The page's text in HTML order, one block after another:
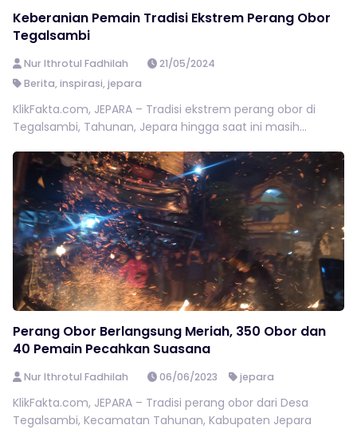
Keberanian Pemain Tradisi Ekstrem Perang Obor
Tegalsambi
Nur Ithrotul Fadhilah
21/05/2024
Berita, inspirasi, jepara
KlikFakta.com, JEPARA – Tradisi ekstrem perang obor di
Tegalsambi, Tahunan, Jepara hingga saat ini masih...
Perang Obor Berlangsung Meriah, 350 Obor dan
40 Pemain Pecahkan Suasana
Nur Ithrotul Fadhilah 06/06/2023 jepara
KlikFakta.com, JEPARA – Tradisi perang obor dari Desa
Tegalsambi, Kecamatan Tahunan, Kabupaten Jepara